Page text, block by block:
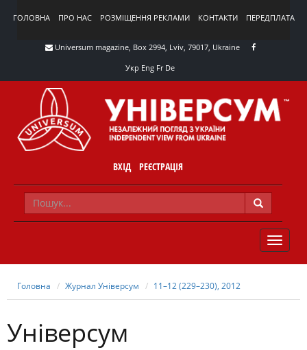
ГОЛОВНА ПРО НАС РОЗМІЩЕННЯ РЕКЛАМИ КОНТАКТИ ПЕРЕДПЛАТА
Universum magazine, Box 2994, Lviv, 79017, Ukraine
Укр Eng Fr De
ВХІД РЕЄСТРАЦІЯ
TOGGLE
Головна Журнал Універсум 11–12 (229–230), 2012
Універсум